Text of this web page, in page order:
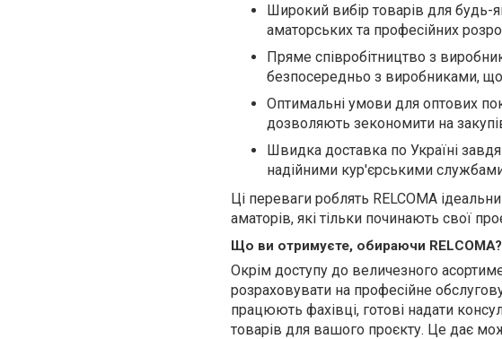
Широкий вибір товарів для будь-
аматорських та професійних
Пряме співробітництво з
безпосередньо з виробниками,
Оптимальні умови для оптових
дозволяють зекономити на
Швидка доставка по Україні
надійними кур'єрськими
Ці переваги роблять RELCOMA
аматорів, які тільки починають свої
Що ви отримуєте, обираючи RELCOMA?
Окрім доступу до величезного
розраховувати на професійне
працюють фахівці, готові надати
товарів для вашого проєкту. Це дає